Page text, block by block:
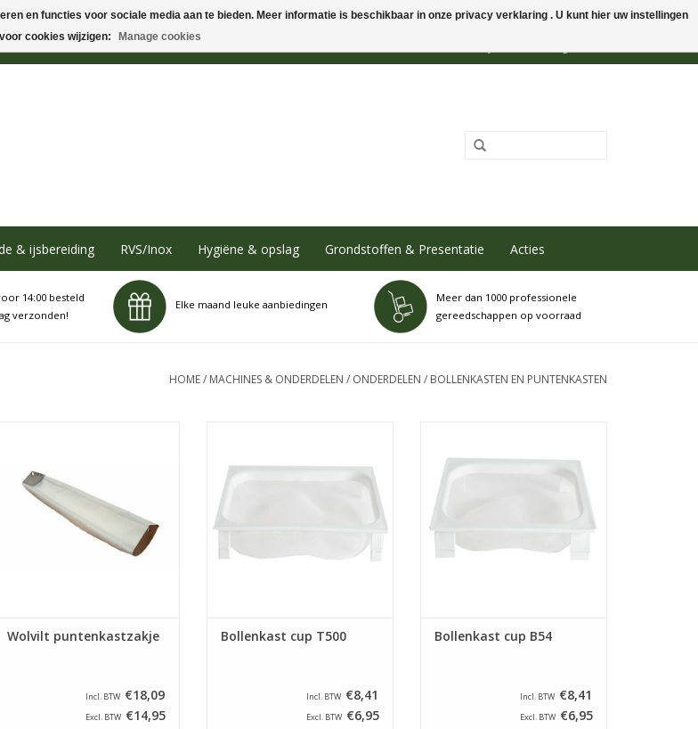
& ijsbereiding RVS/Inox Hygiëne & opslag Grondstoffen & Presentatie Acties
14:00 besteld
verzonden!
Elke maand leuke aanbiedingen
Meer dan 1000 professionele
gereedschappen op voorraad
HOME/ MACHINES & ONDERDELEN / ONDERDELEN / BOLLENKASTEN EN PUNTENKASTEN
TOEVOEGEN AAN WINKELWAGEN
Wolvilt puntenkastzakje
Incl. BTW €18,09
Excl. BTW €14,95
van Op 't Root.
TOEVOEGEN AAN WINKELWAGEN
Bollenkast cup T500
Incl. BTW €8,41
Excl. BTW €6,95
TOEVOEGEN AAN WINKELWAGEN
Bollenkast cup B54
Incl. BTW €8,41
Excl. BTW €6,95
en functies voor sociale media aan te bieden. Meer informatie is beschikbaar in onze privacy verklaring . U kunt hier uw instellingen
voor cookies wijzigen:
Manage cookies